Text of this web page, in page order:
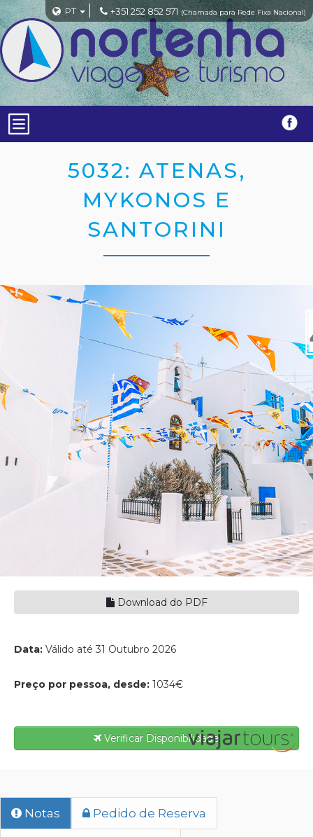
PT +351 252 852 571 (Chamada para Rede Fixa Nacional)
5032: ATENAS,
MYKONOS E
SANTORINI
Download do PDF
Data: Válido até 31 Outubro 2026
Preço por pessoa, desde: 1034€
Verificar Disponibilidade
Notas Pedido de Reserva